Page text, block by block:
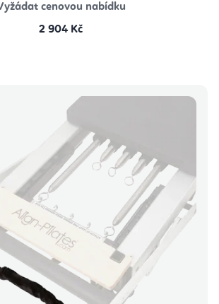
cenovou nabídku
2 904 Kč